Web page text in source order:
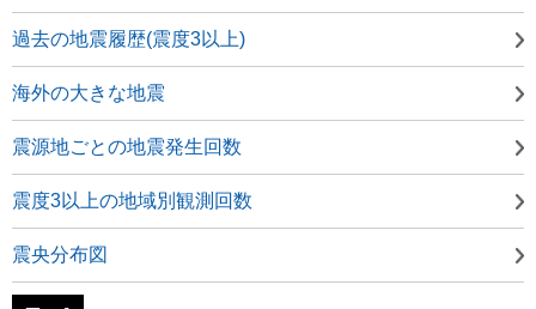
過去の地震履歴(震度3以上)
海外の大きな地震
震源地ごとの地震発生回数
震度3以上の地域別観測回数
震央分布図